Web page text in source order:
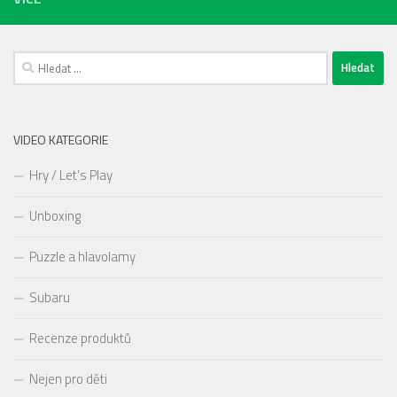
Vyhledávání
VIDEO KATEGORIE
Hry / Let’s Play
Unboxing
Puzzle a hlavolamy
Subaru
Recenze produktů
Nejen pro děti